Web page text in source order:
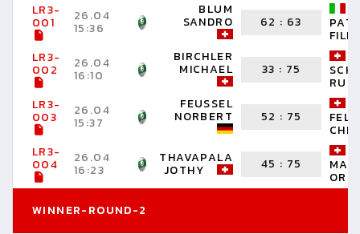
LR3-
001 26.04
15:36
BLUM
SANDRO 62 : 63
LR3-
002 26.04
16:10
BIRCHLER
MICHAEL 33 : 75
LR3-
003 26.04
15:37
FEUSSEL
NORBERT 52 : 75
LR3-
004 26.04
16:23
THAVAPALA
JOTHY 45 : 75
ORIN
WINNER-ROUND-2